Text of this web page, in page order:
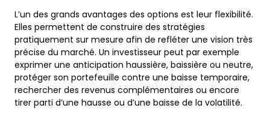
L’un des grands avantages des options est leur flexibilité.
Elles permettent de construire des stratégies
pratiquement sur mesure afin de refléter une vision très
précise du marché. Un investisseur peut par exemple
exprimer une anticipation haussière, baissière ou neutre,
protéger son portefeuille contre une baisse temporaire,
rechercher des revenus complémentaires ou encore
tirer parti d’une hausse ou d’une baisse de la volatilité.